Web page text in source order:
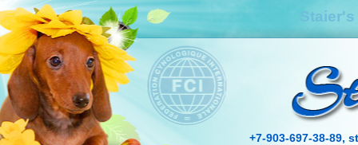
+7-903-697-38-89,